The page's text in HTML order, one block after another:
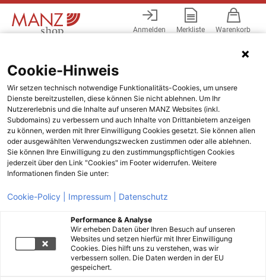
Anmelden Merkliste Warenkorb
Cookie-Hinweis
Wir setzen technisch notwendige Funktionalitäts-Cookies, um unsere
Dienste bereitzustellen, diese können Sie nicht ablehnen. Um Ihr
Nutzererlebnis und die Inhalte auf unseren MANZ Websites (inkl.
Subdomains) zu verbessern und auch Inhalte von Drittanbietern anzeigen
zu können, werden mit Ihrer Einwilligung Cookies gesetzt. Sie können allen
oder ausgewählten Verwendungszwecken zustimmen oder alle ablehnen.
Sie können Ihre Einwilligung zu den zustimmungspflichtigen Cookies
jederzeit über den Link "Cookies" im Footer widerrufen. Weitere
Informationen finden Sie unter:
Cookie-Policy | Impressum | Datenschutz
Performance & Analyse
Wir erheben Daten über Ihren Besuch auf unseren
Websites und setzen hierfür mit Ihrer Einwilligung
Cookies. Dies hilft uns zu verstehen, was wir
verbessern sollen. Die Daten werden in der EU
gespeichert.